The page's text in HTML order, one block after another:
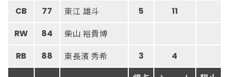
CB 77 東江 雄斗 5 11
RW 84 柴山 裕貴博
RB 88 東長濱 秀希 3 4